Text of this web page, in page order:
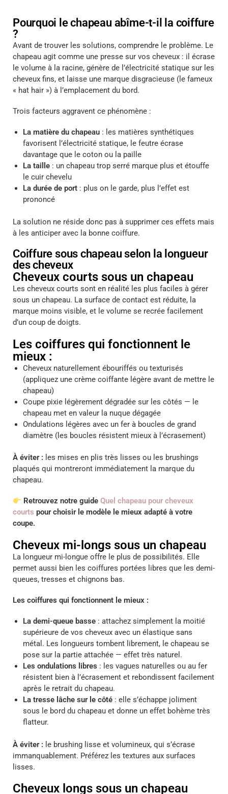
Pourquoi le chapeau abîme-t-il la coiffure
?
Avant de trouver les solutions, comprendre le problème. Le
chapeau agit comme une presse sur vos cheveux : il écrase
le volume à la racine, génère de l’électricité statique sur les
cheveux fins, et laisse une marque disgracieuse (le fameux
« hat hair ») à l’emplacement du bord.
Trois facteurs aggravent ce phénomène :
La matière du chapeau : les matières synthétiques
favorisent l’électricité statique, le feutre écrase
davantage que le coton ou la paille
La taille : un chapeau trop serré marque plus et étouffe
le cuir chevelu
La durée de port : plus on le garde, plus l’effet est
prononcé
La solution ne réside donc pas à supprimer ces effets mais
à les anticiper avec la bonne coiffure.
Coiffure sous chapeau selon la longueur
des cheveux
Cheveux courts sous un chapeau
Les cheveux courts sont en réalité les plus faciles à gérer
sous un chapeau. La surface de contact est réduite, la
marque moins visible, et le volume se recrée facilement
d’un coup de doigts.
Les coiffures qui fonctionnent le
mieux :
Cheveux naturellement ébouriffés ou texturisés
(appliquez une crème coiffante légère avant de mettre le
chapeau)
Coupe pixie légèrement dégradée sur les côtés — le
chapeau met en valeur la nuque dégagée
Ondulations légères avec un fer à boucles de grand
diamètre (les boucles résistent mieux à l’écrasement)
À éviter : les mises en plis très lisses ou les brushings
plaqués qui montreront immédiatement la marque du
chapeau.
Retrouvez notre guideQuel chapeau pour cheveux
courts pour choisir le modèle le mieux adapté à votre
coupe.
Cheveux mi-longs sous un chapeau
La longueur mi-longue offre le plus de possibilités. Elle
permet aussi bien les coiffures portées libres que les demi-
queues, tresses et chignons bas.
Les coiffures qui fonctionnent le mieux :
La demi-queue basse : attachez simplement la moitié
supérieure de vos cheveux avec un élastique sans
métal. Les longueurs tombent librement, le chapeau se
pose sur la partie attachée — effet très naturel.
Les ondulations libres : les vagues naturelles ou au fer
résistent bien à l’écrasement et rebondissent facilement
après le retrait du chapeau.
La tresse lâche sur le côté : elle s’échappe joliment
sous le bord du chapeau et donne un effet bohème très
flatteur.
À éviter : le brushing lisse et volumineux, qui s’écrase
immanquablement. Préférez les textures aux surfaces
lisses.
Cheveux longs sous un chapeau